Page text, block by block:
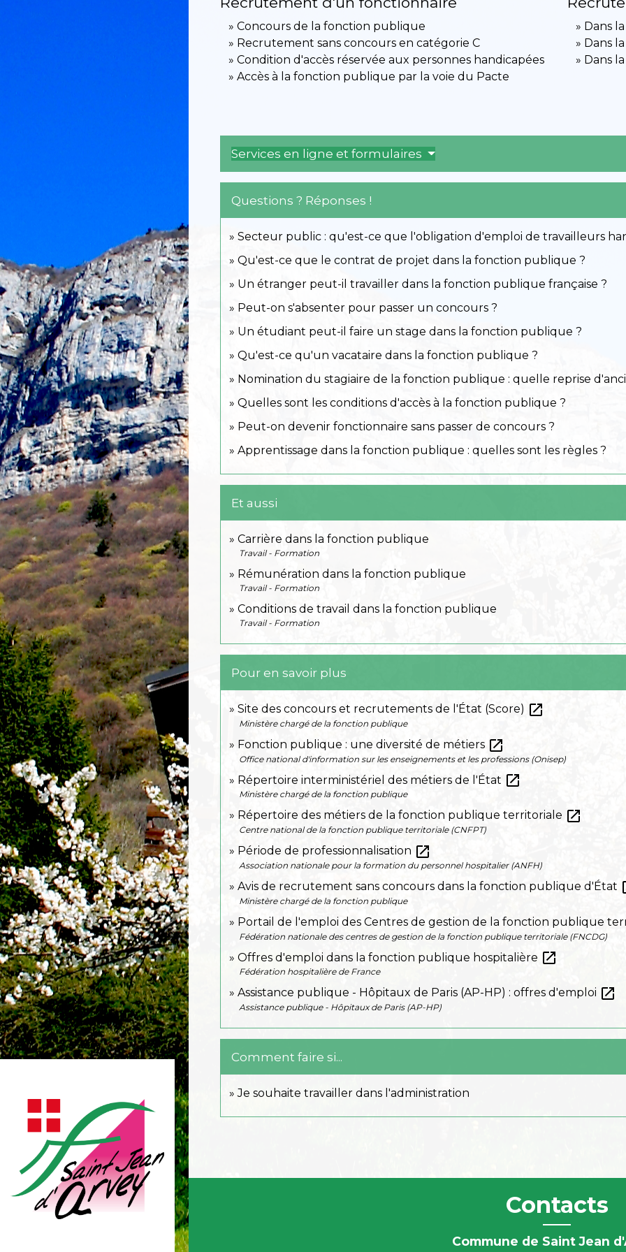
Concours de la fonction publique
Recrutement sans concours en catégorie C
Condition d'accès réservée aux personnes handicapées
Accès à la fonction publique par la voie du Pacte
Dans
Dans
Dans
Services en ligne et formulaires
Questions ? Réponses !
Secteur public : qu'est-ce que l'obligation d'emploi de travailleurs
Qu'est-ce que le contrat de projet dans la fonction publique ?
Un étranger peut-il travailler dans la fonction publique française ?
Peut-on s'absenter pour passer un concours ?
Un étudiant peut-il faire un stage dans la fonction publique ?
Qu'est-ce qu'un vacataire dans la fonction publique ?
Nomination du stagiaire de la fonction publique : quelle reprise
Quelles sont les conditions d'accès à la fonction publique ?
Peut-on devenir fonctionnaire sans passer de concours ?
Apprentissage dans la fonction publique : quelles sont les règles ?
Et aussi
Carrière dans la fonction publique
Travail - Formation
Rémunération dans la fonction publique
Travail - Formation
Conditions de travail dans la fonction publique
Travail - Formation
Pour en savoir plus
Site des concours et recrutements de l'État (Score) open_in_new
Ministère chargé de la fonction publique
Fonction publique : une diversité de métiers open_in_new
Office national d'information sur les enseignements et les professions (Onisep)
Répertoire interministériel des métiers de l'État open_in_new
Ministère chargé de la fonction publique
Répertoire des métiers de la fonction publique territoriale open_in_new
Centre national de la fonction publique territoriale (CNFPT)
Période de professionnalisation open_in_new
Association nationale pour la formation du personnel hospitalier (ANFH)
Avis de recrutement sans concours dans la fonction publique d'État
Ministère chargé de la fonction publique
Portail de l'emploi des Centres de gestion de la fonction publique
Fédération nationale des centres de gestion de la fonction publique territoriale (FNCDG)
Offres d'emploi dans la fonction publique hospitalière open_in_new
Fédération hospitalière de France
Assistance publique - Hôpitaux de Paris (AP-HP) : offres d'emploi open_in_new
Assistance publique - Hôpitaux de Paris (AP-HP)
Comment faire si...
Je souhaite travailler dans l'administration
Contacts
Commune de Saint Jean